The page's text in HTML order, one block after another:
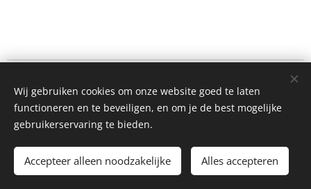
Toevoegen aan de winkelwagen
Cookies
Wij gebruiken cookies om onze website goed te laten
functioneren en te beveiligen, en om je de best mogelijke
gebruikerservaring te bieden.
Accepteer alleen noodzakelijke Alles accepteren